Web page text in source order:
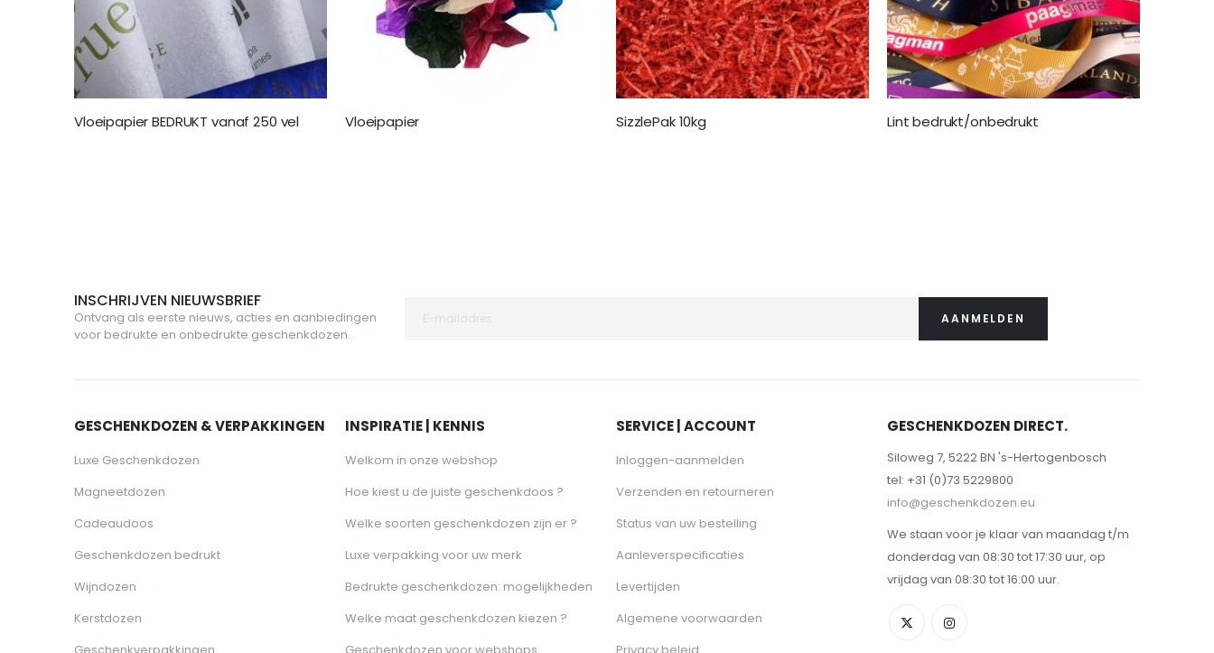
Vloeipapier BEDRUKT vanaf 250 vel Vloeipapier SizzlePak 10kg Lint bedrukt/onbedrukt
INSCHRIJVEN NIEUWSBRIEF
Ontvang als eerste nieuws, acties en aanbiedingen
voor bedrukte en onbedrukte geschenkdozen.
AANMELDEN
GESCHENKDOZEN & VERPAKKINGEN
Luxe Geschenkdozen
Magneetdozen
Cadeaudoos
Geschenkdozen bedrukt
Wijndozen
Kerstdozen
INSPIRATIE | KENNIS
Welkom in onze webshop
Hoe kiest u de juiste geschenkdoos ?
Welke soorten geschenkdozen zijn er ?
Luxe verpakking voor uw merk
Bedrukte geschenkdozen: mogelijkheden
Welke maat geschenkdozen kiezen ?
SERVICE | ACCOUNT
Inloggen-aanmelden
Verzenden en retourneren
Status van uw bestelling
Aanleverspecificaties
Levertijden
Algemene voorwaarden
GESCHENKDOZEN DIRECT.
Siloweg 7, 5222 BN 's-Hertogenbosch
tel: +31 (0)73 5229800
info@geschenkdozen.eu
We staan voor je klaar van maandag t/m
donderdag van 08:30 tot 17:30 uur, op
vrijdag van 08:30 tot 16:00 uur.